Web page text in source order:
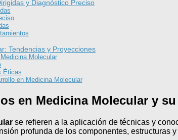
y Diagnóstico Preciso
Tendencias y Proyecciones
Molecular
Éticas
en Medicina Molecular
en Medicina Molecular y
se refieren a la aplicación de técnicas y
profunda de los componentes,